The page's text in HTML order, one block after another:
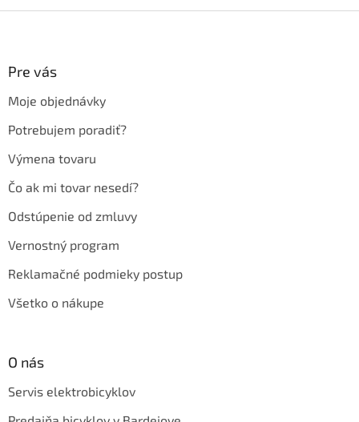
Pre vás
Moje objednávky
Potrebujem poradiť?
Výmena tovaru
Čo ak mi tovar nesedí?
Odstúpenie od zmluvy
Vernostný program
Reklamačné podmieky postup
Všetko o nákupe
O nás
Servis elektrobicyklov